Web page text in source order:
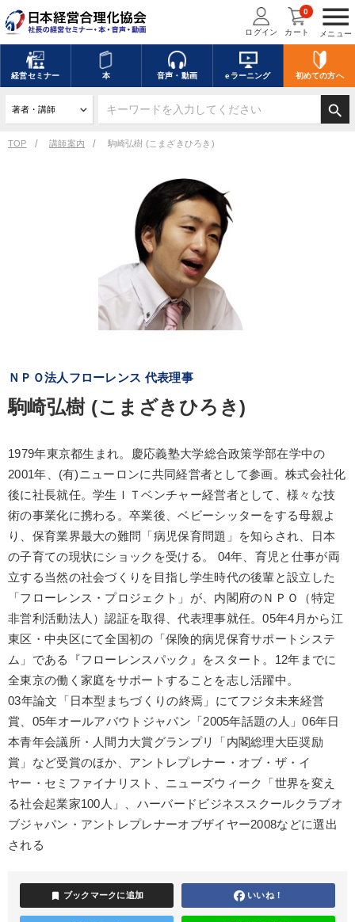
menu
メニュー
ログイン カート
0
経営セミナー 本 音声・動画 eラーニング 初めての方へ
search
TOP 講師案内 駒崎弘樹 (こまざきひろき)
ＮＰＯ法人フローレンス 代表理事
駒崎弘樹 (こまざきひろき)
1979年東京都生まれ。慶応義塾大学総合政策学部在学中の
2001年、(有)ニューロンに共同経営者として参画。株式会社化
後に社長就任。学生ＩＴベンチャー経営者として、様々な技
術の事業化に携わる。卒業後、ベビーシッターをする母親よ
り、保育業界最大の難問「病児保育問題」を知らされ、日本
の子育ての現状にショックを受ける。 04年、育児と仕事が両
立する当然の社会づくりを目指し学生時代の後輩と設立した
「フローレンス・プロジェクト」が、内閣府のＮＰＯ（特定
非営利活動法人）認証を取得、代表理事就任。05年4月から江
東区・中央区にて全国初の「保険的病児保育サポートシステ
ム」である『フローレンスパック』をスタート。12年までに
全東京の働く家庭をサポートすることを志し活躍中。
03年論文「日本型まちづくりの終焉」にてフジタ未来経営
賞、05年オールアバウトジャパン「2005年話題の人」06年日
本青年会議所・人間力大賞グランプリ「内閣総理大臣奨励
賞」など受賞のほか、アントレプレナー・オブ・ザ・イ
ヤー・セミファイナリスト、ニューズウィーク「世界を変え
る社会起業家100人」、ハーバードビジネススクールクラブオ
ブジャパン・アントレプレナーオブザイヤー2008などに選出
される
bookmark ブックマークに追加 いいね！